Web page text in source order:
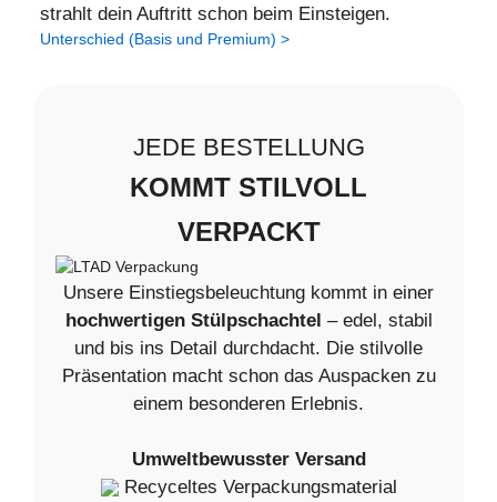
strahlt dein Auftritt schon beim Einsteigen.
Unterschied (Basis und Premium) >
JEDE BESTELLUNG
KOMMT STILVOLL
VERPACKT
Unsere Einstiegsbeleuchtung kommt in einer
hochwertigen Stülpschachtel – edel, stabil
und bis ins Detail durchdacht. Die stilvolle
Präsentation macht schon das Auspacken zu
einem besonderen Erlebnis.
Umweltbewusster Versand
Recyceltes Verpackungsmaterial